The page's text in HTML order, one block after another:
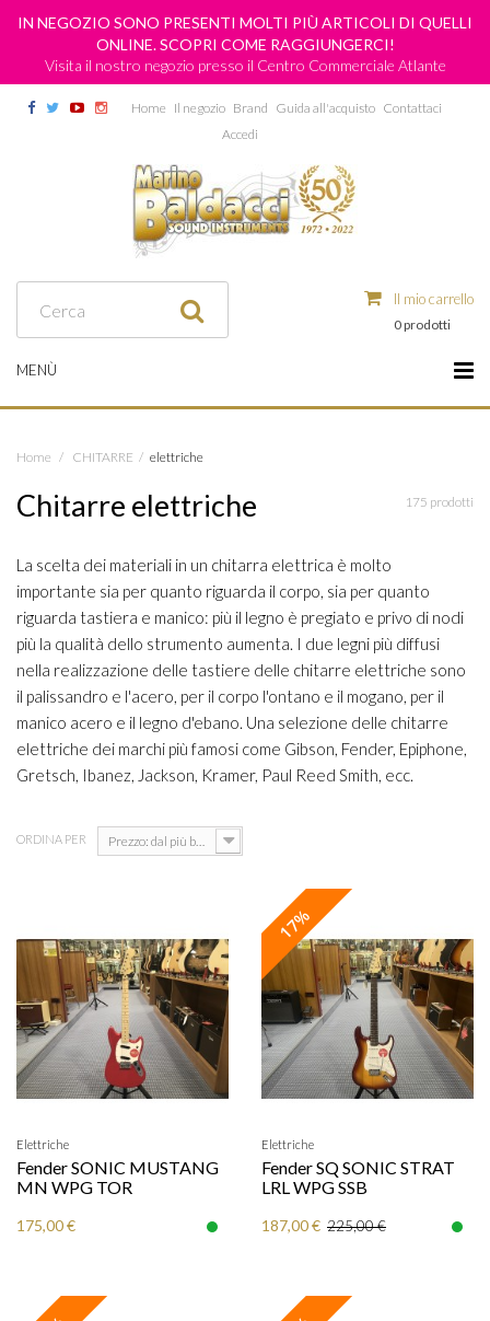
IN NEGOZIO SONO PRESENTI MOLTI PIÙ ARTICOLI DI QUELLI
ONLINE. SCOPRI COME RAGGIUNGERCI!
Visita il nostro negozio presso il Centro Commerciale Atlante
Home Il negozio Brand Guida all'acquisto Contattaci
Accedi
Il mio carrello
0 prodotti
MENÙ
Home / CHITARRE / elettriche
175 prodotti
Chitarre elettriche
La scelta dei materiali in un chitarra elettrica è molto
importante sia per quanto riguarda il corpo, sia per quanto
riguarda tastiera e manico: più il legno è pregiato e privo di nodi
più la qualità dello strumento aumenta. I due legni più diffusi
nella realizzazione delle tastiere delle chitarre elettriche sono
il palissandro e l'acero, per il corpo l'ontano e il mogano, per il
manico acero e il legno d'ebano. Una selezione delle chitarre
elettriche dei marchi più famosi come Gibson, Fender, Epiphone,
Gretsch, Ibanez, Jackson, Kramer, Paul Reed Smith, ecc.
ORDINA PER Prezzo: dal più basso
Elettriche
Fender SONIC MUSTANG
MN WPG TOR
175,00 €
17%
Elettriche
Fender SQ SONIC STRAT
LRL WPG SSB
187,00 € 225,00 €